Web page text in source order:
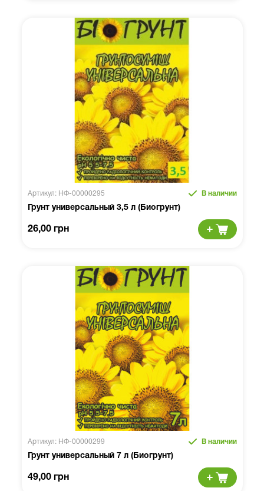
Артикул: НФ-00000295 В наличии
Грунт универсальный 3,5 л (Биогрунт)
26,00 грн
Артикул: НФ-00000299 В наличии
Грунт универсальный 7 л (Биогрунт)
49,00 грн